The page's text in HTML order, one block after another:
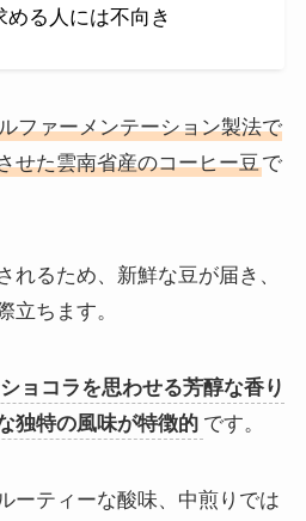
る人には不向き
ファーメンテーション製法で
せた雲南省産のコーヒー豆で
れるため、新鮮な豆が届き、
立ちます。
ョコラを思わせる芳醇な香り
独特の風味が特徴的 です。
ーティーな酸味、中煎りでは